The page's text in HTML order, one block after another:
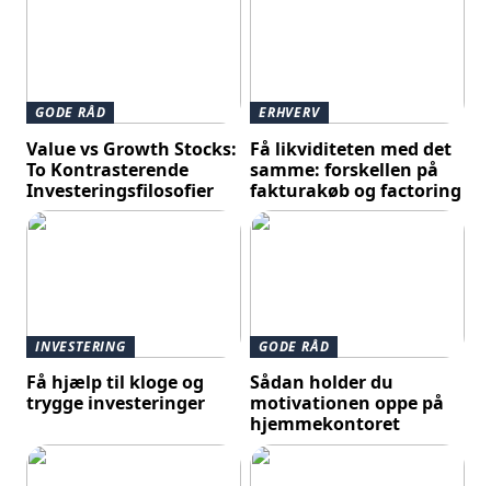
GODE RÅD
Value vs Growth Stocks:
To Kontrasterende
Investeringsfilosofier
ERHVERV
Få likviditeten med det
samme: forskellen på
fakturakøb og factoring
INVESTERING
Få hjælp til kloge og
trygge investeringer
GODE RÅD
Sådan holder du
motivationen oppe på
hjemmekontoret